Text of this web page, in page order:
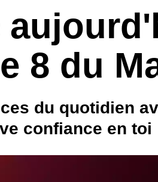
8 du
du quotidien
confiance en toi